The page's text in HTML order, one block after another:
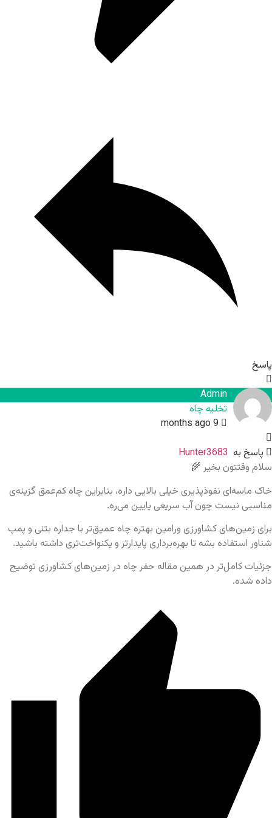
پاسخ
Admin
تخلیه چاه
پاسخ به Hunter3683
سلام وقتتون بخیر 🌾
خاک ماسه‌ای نفوذپذیری خیلی بالایی داره، بنابراین چاه کم‌عمق گزینه‌ی
مناسبی نیست چون آب سریعی پایین می‌ره.
برای زمین‌های کشاورزی ورامین بهتره چاه عمیق‌تر با جداره بتنی و پمپ
شناور استفاده بشه تا بهره‌برداری پایدارتر و یکنواخت‌تری داشته باشید.
جزئیات کامل‌تر در همین مقاله‌ حفر چاه در زمین‌های کشاورزی توضیح
داده شده.